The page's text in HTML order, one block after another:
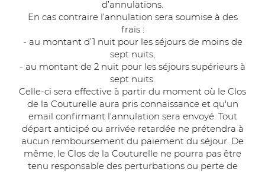
d’annulations.
En cas contraire l’annulation sera soumise à des
frais :
- au montant d’1 nuit pour les séjours de moins de
sept nuits,
- au montant de 2 nuit pour les séjours supérieurs à
sept nuits.
Celle-ci sera effective à partir du moment où le Clos
de la Couturelle aura pris connaissance et qu'un
email confirmant l'annulation sera envoyé. Tout
départ anticipé ou arrivée retardée ne prétendra à
aucun remboursement du paiement du séjour. De
même, le Clos de la Couturelle ne pourra pas être
tenu responsable des perturbations ou perte de